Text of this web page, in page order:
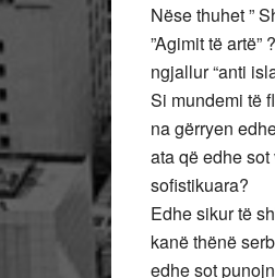
Nëse thuhet ”
”Agimit të
ngjallur “anti
Si mundemi të
na gërryen
ata që edhe
sofistikuara?
Edhe sikur të
kanë thënë
edhe sot